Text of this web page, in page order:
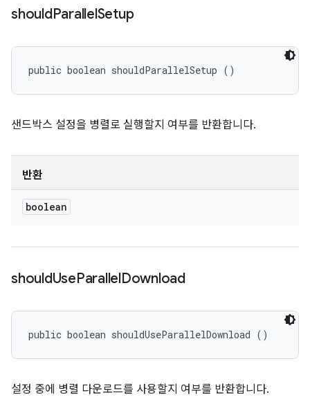
shouldParallelSetup
public boolean shouldParallelSetup ()
샌드박스 설정을 병렬로 실행할지 여부를 반환합니다.
반환
boolean
shouldUseParallelDownload
public boolean shouldUseParallelDownload ()
설정 중에 병렬 다운로드를 사용할지 여부를 반환합니다.